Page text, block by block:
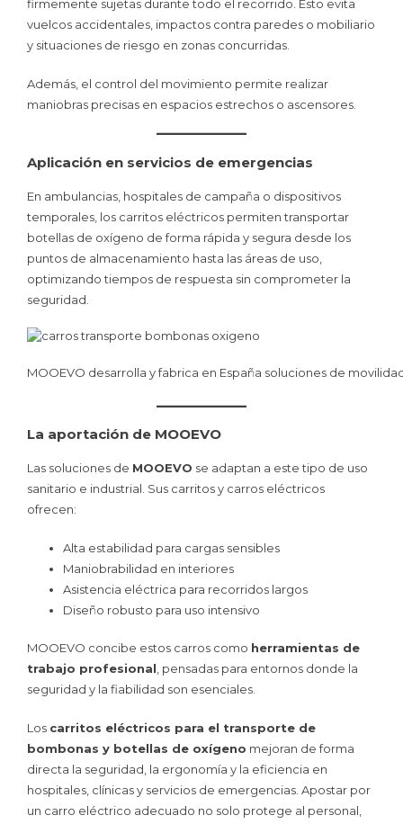
firmemente sujetas durante todo el recorrido. Esto evita
vuelcos accidentales, impactos contra paredes o mobiliario
y situaciones de riesgo en zonas concurridas.
Además, el control del movimiento permite realizar
maniobras precisas en espacios estrechos o ascensores.
Aplicación en servicios de emergencias
En ambulancias, hospitales de campaña o dispositivos
temporales, los carritos eléctricos permiten transportar
botellas de oxígeno de forma rápida y segura desde los
puntos de almacenamiento hasta las áreas de uso,
optimizando tiempos de respuesta sin comprometer la
seguridad.
MOOEVO desarrolla y fabrica en España soluciones de
La aportación de MOOEVO
Las soluciones de MOOEVO se adaptan a este tipo de uso
sanitario e industrial. Sus carritos y carros eléctricos
ofrecen:
Alta estabilidad para cargas sensibles
Maniobrabilidad en interiores
Asistencia eléctrica para recorridos largos
Diseño robusto para uso intensivo
MOOEVO concibe estos carros como herramientas de
trabajo profesional , pensadas para entornos donde la
seguridad y la fiabilidad son esenciales.
Los carritos eléctricos para el transporte de
bombonas y botellas de oxígeno mejoran de forma
directa la seguridad, la ergonomía y la eficiencia en
hospitales, clínicas y servicios de emergencias. Apostar por
un carro eléctrico adecuado no solo protege al personal,